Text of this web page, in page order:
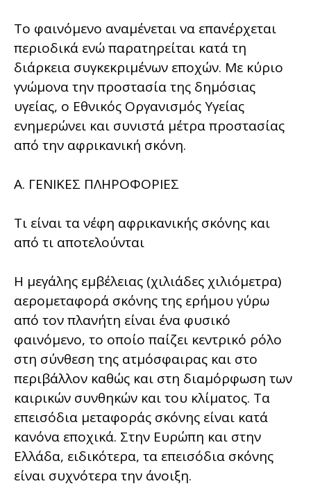
Το φαινόμενο αναμένεται να επανέρχεται
περιοδικά ενώ παρατηρείται κατά τη
διάρκεια συγκεκριμένων εποχών. Με κύριο
γνώμονα την προστασία της δημόσιας
υγείας, ο Εθνικός Οργανισμός Υγείας
ενημερώνει και συνιστά μέτρα προστασίας
από την αφρικανική σκόνη.
Α. ΓΕΝΙΚΕΣ ΠΛΗΡΟΦΟΡΙΕΣ
Τι είναι τα νέφη αφρικανικής σκόνης και
από τι αποτελούνται
Η μεγάλης εμβέλειας (χιλιάδες χιλιόμετρα)
αερομεταφορά σκόνης της ερήμου γύρω
από τον πλανήτη είναι ένα φυσικό
φαινόμενο, το οποίο παίζει κεντρικό ρόλο
στη σύνθεση της ατμόσφαιρας και στο
περιβάλλον καθώς και στη διαμόρφωση των
καιρικών συνθηκών και του κλίματος. Τα
επεισόδια μεταφοράς σκόνης είναι κατά
κανόνα εποχικά. Στην Ευρώπη και στην
Ελλάδα, ειδικότερα, τα επεισόδια σκόνης
είναι συχνότερα την άνοιξη.